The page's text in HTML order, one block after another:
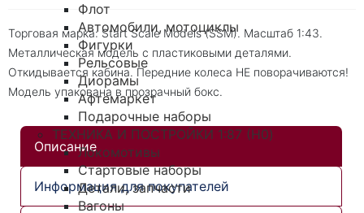
Флот
Автомобили, мотоциклы
Фигурки
Рельсовые
Диорамы
Афтемаркет
Подарочные наборы
ТЕХНИКА И ПОСТРОЙКИ 1:87 (H0)
Локомотивы
Стартовые наборы
Детали, запчасти
Вагоны
Торговая марка: Start Scale Models (SSM). Масштаб 1:43.
Металлическая модель с пластиковыми деталями.
Откидывается кабина. Передние колеса НЕ поворачиваются!
Модель упакована в прозрачный бокс.
Описание
Информация для покупателей